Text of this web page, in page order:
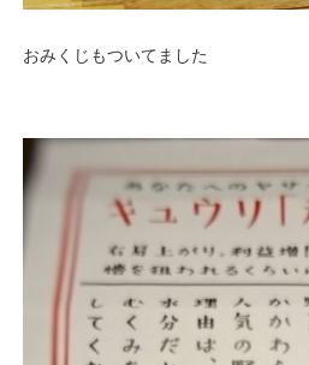
おみくじもついてました